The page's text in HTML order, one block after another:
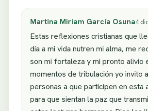
Martina Miriam García Osuna4
Estas reflexiones cristianas que
día a mi vida nutren mi alma, me
son mi fortaleza y mi pronto alivio
momentos de tribulación yo invito
personas a que participen en esta
para que sientan la paz que